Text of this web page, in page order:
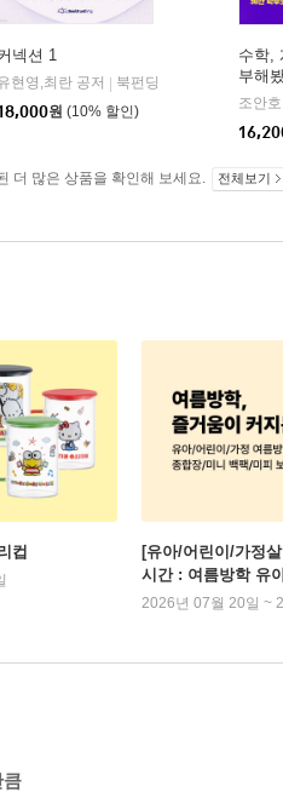
넥션 1
현영,최란 공저
북펀딩
원 (10% 할인)
수학,
부해
조안호
더 많은 상품을 확인해 보세요. 전체보기
컵
[유아/어린이/가정
시간 : 여름방학 유
2026년 07월 20일 ~
큼